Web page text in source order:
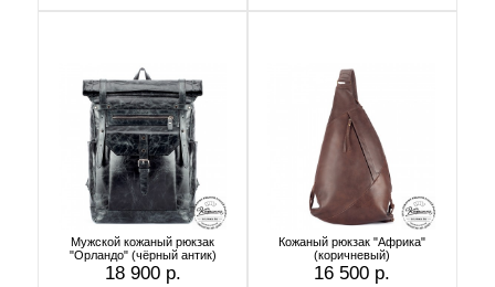
Мужской кожаный рюкзак
"Орландо" (чёрный антик)
18 900 р.
Кожаный рюкзак "Африка"
(коричневый)
16 500 р.